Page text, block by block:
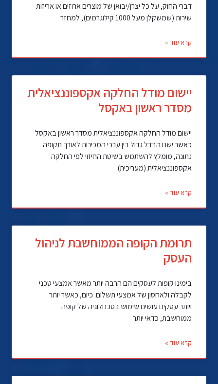
דברי החוק, על כל יצרן/יבואן של מוצרים ארוזים או אריזות
שירות (שמשקלן מעל 1000 קילוגרמים), למחזר
קרא עוד »
יישום מודל החלקה אקספוננציאלית
מסדר ראשון באקסל
יישום מודל החלקה אקספוננציאלית מסדר ראשון באקסל
כאשר ישנו הבדל גדול בין ערכי המכירות לאורך תקופה
נתונה, מומלץ להשתמש בשיטת החיזוי לפי החלקה
אקספוננציאלית (מעריכית)
קרא עוד »
תרומת הקופה הממוחשבת לניהול
העסק
בימינו קופות לעסקים הם הרבה יותר מאשר אמצעי טכני
לקבלה ולאחסון של אמצעי תשלום. כיום, כאשר יותר
ויותר עסקים עושים שימוש בטכנולוגיה של קופה
ממוחשבת, כדאי יותר
קרא עוד »